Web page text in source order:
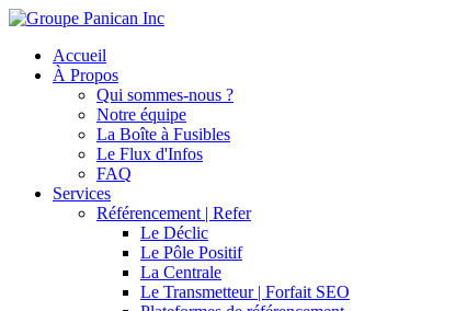
Accueil
À Propos
Qui sommes-nous ?
Notre équipe
La Boîte à Fusibles
Le Flux d'Infos
FAQ
Services
Référencement | Refer
Le Déclic
Le Pôle Positif
La Centrale
Le Transmetteur | Forfait SEO